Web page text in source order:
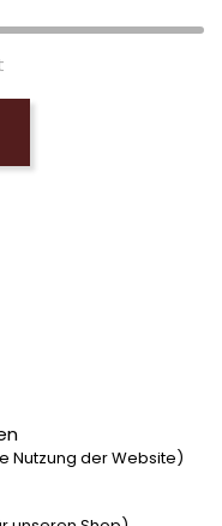
Nutzung der Website)